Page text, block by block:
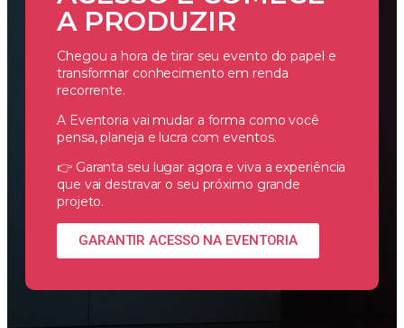
A PRODUZIR
Chegou a hora de tirar seu evento do papel e
transformar conhecimento em renda
recorrente.
A Eventoria vai mudar a forma como você
pensa, planeja e lucra com eventos.
👉 Garanta seu lugar agora e viva a experiência
que vai destravar o seu próximo grande
projeto.
GARANTIR ACESSO NA EVENTORIA